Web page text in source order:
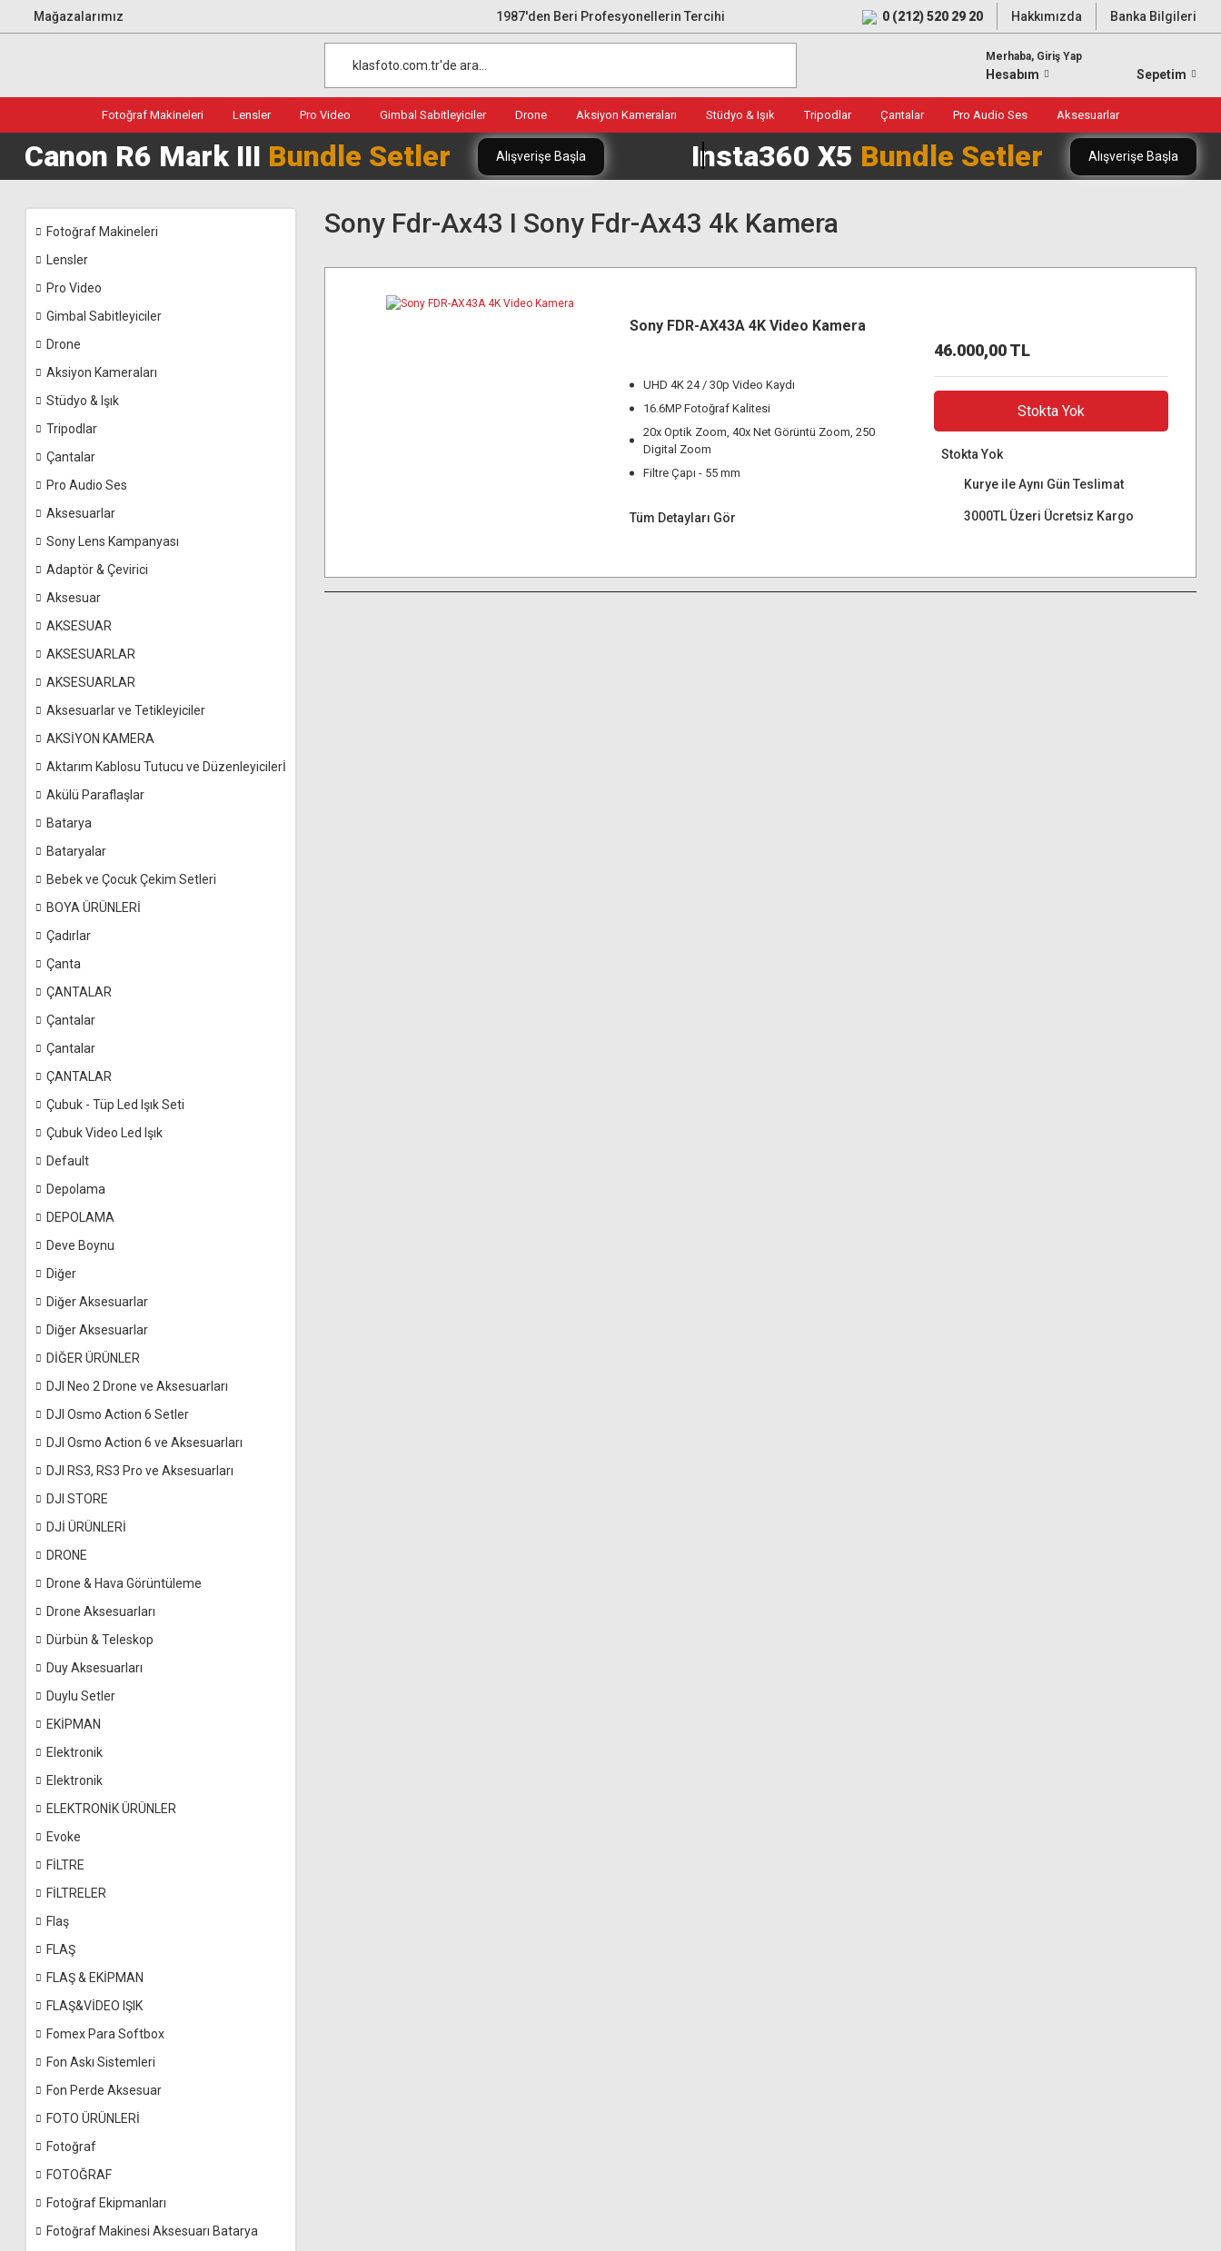
Mağazalarımız 1987'den Beri Profesyonellerin Tercihi 0 (212) 520 29 20 Hakkımızda Banka Bilgileri
Merhaba, Giriş Yap
Hesabım Sepetim
Fotoğraf Makineleri Lensler Pro Video Gimbal Sabitleyiciler Drone Aksiyon Kameraları Stüdyo & Işık Tripodlar Çantalar Pro Audio Ses Aksesuarlar
Canon R6 Mark III Bundle Setler Alışverişe Başla Insta360 X5 Bundle Setler Alışverişe Başla
Fotoğraf Makineleri
Lensler
Pro Video
Gimbal Sabitleyiciler
Drone
Aksiyon Kameraları
Stüdyo & Işık
Tripodlar
Çantalar
Pro Audio Ses
Aksesuarlar
Sony Lens Kampanyası
Adaptör & Çevirici
Aksesuar
AKSESUAR
AKSESUARLAR
AKSESUARLAR
Aksesuarlar ve Tetikleyiciler
AKSİYON KAMERA
Aktarım Kablosu Tutucu ve Düzenleyicilerİ
Akülü Paraflaşlar
Batarya
Bataryalar
Bebek ve Çocuk Çekim Setleri
BOYA ÜRÜNLERİ
Çadırlar
Çanta
ÇANTALAR
Çantalar
Çantalar
ÇANTALAR
Çubuk - Tüp Led Işık Seti
Çubuk Video Led Işık
Default
Depolama
DEPOLAMA
Deve Boynu
Diğer
Diğer Aksesuarlar
Diğer Aksesuarlar
DİĞER ÜRÜNLER
DJI Neo 2 Drone ve Aksesuarları
DJI Osmo Action 6 Setler
DJI Osmo Action 6 ve Aksesuarları
DJI RS3, RS3 Pro ve Aksesuarları
DJI STORE
DJİ ÜRÜNLERİ
DRONE
Drone & Hava Görüntüleme
Drone Aksesuarları
Dürbün & Teleskop
Duy Aksesuarları
Duylu Setler
EKİPMAN
Elektronik
Elektronik
ELEKTRONİK ÜRÜNLER
Evoke
FİLTRE
FİLTRELER
Flaş
FLAŞ
FLAŞ & EKİPMAN
FLAŞ&VİDEO IŞIK
Fomex Para Softbox
Fon Askı Sistemleri
Fon Perde Aksesuar
FOTO ÜRÜNLERİ
Fotoğraf
FOTOĞRAF
Fotoğraf Ekipmanları
Fotoğraf Makinesi Aksesuarı Batarya
Sony Fdr-Ax43 I Sony Fdr-Ax43 4k Kamera
Sony FDR-AX43A 4K Video Kamera
UHD 4K 24 / 30p Video Kaydı
16.6MP Fotoğraf Kalitesi
20x Optik Zoom, 40x Net Görüntü Zoom, 250
Digital Zoom
Filtre Çapı - 55 mm
Tüm Detayları Gör
46.000,00 TL
Stokta Yok
Stokta Yok
Kurye ile Aynı Gün Teslimat
3000TL Üzeri Ücretsiz Kargo